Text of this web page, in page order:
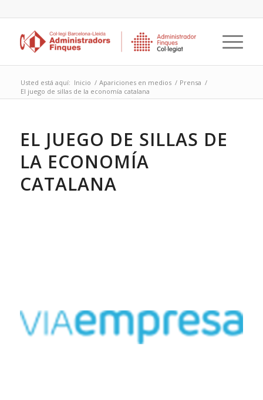
Usted está aquí: Inicio / Apariciones en medios / Prensa /
El juego de sillas de la economía catalana
EL JUEGO DE SILLAS DE
LA ECONOMÍA
CATALANA